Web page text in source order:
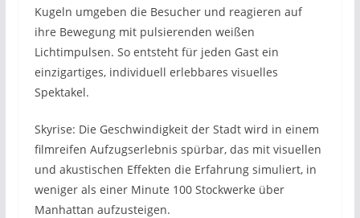
Kugeln umgeben die Besucher und reagieren auf
ihre Bewegung mit pulsierenden weißen
Lichtimpulsen. So entsteht für jeden Gast ein
einzigartiges, individuell erlebbares visuelles
Spektakel.
Skyrise: Die Geschwindigkeit der Stadt wird in einem
filmreifen Aufzugserlebnis spürbar, das mit visuellen
und akustischen Effekten die Erfahrung simuliert, in
weniger als einer Minute 100 Stockwerke über
Manhattan aufzusteigen.